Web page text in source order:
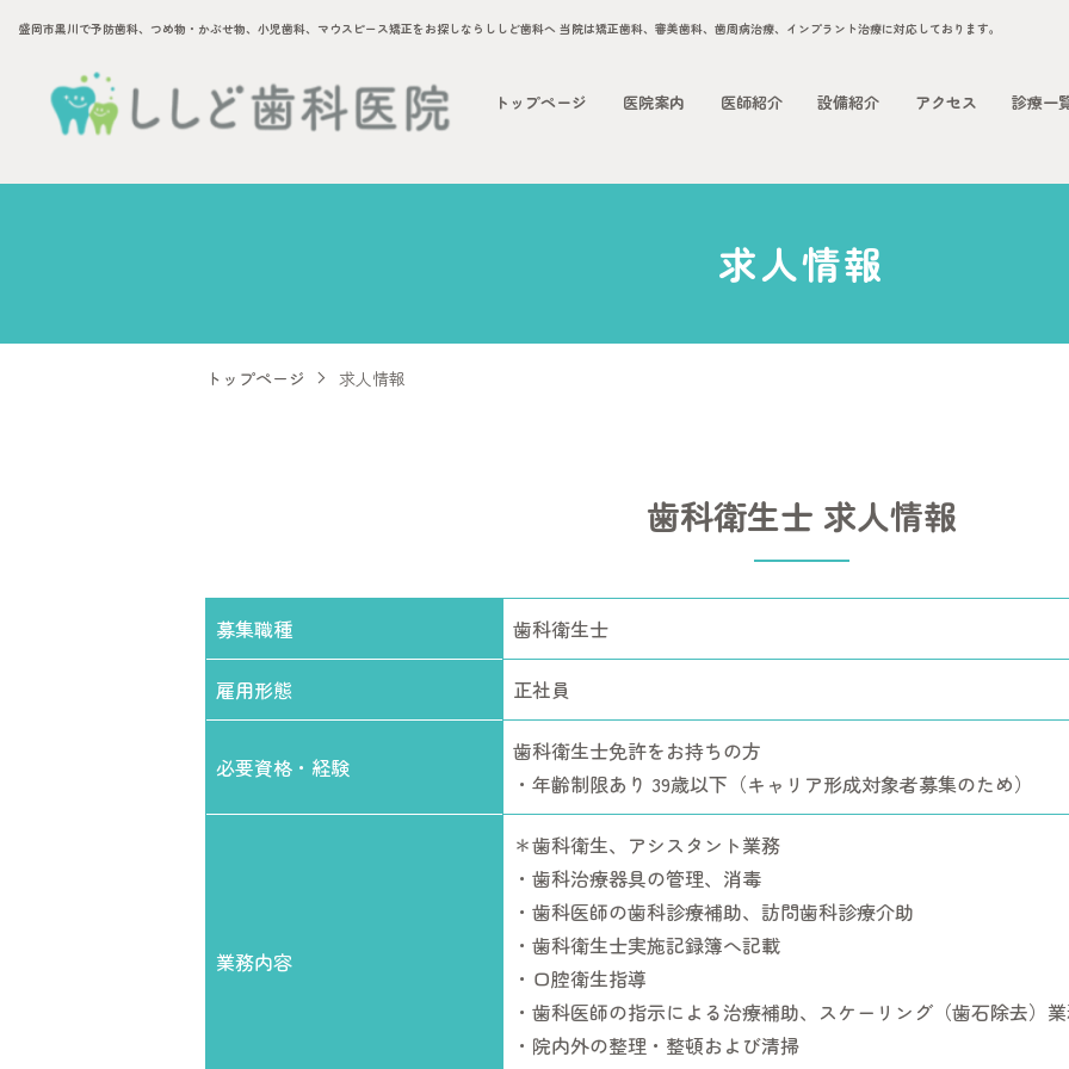
トップページ 医院案内 医師紹介 設備紹介 アクセス 診療一
求人情報
トップページ 求人情報
歯科衛生士 求人情報
募集職種 歯科衛生士
雇用形態 正社員
必要資格・経験
歯科衛生士免許をお持ちの方
・年齢制限あり 39歳以下（キャリア形成対象者募集のため）
業務内容
＊歯科衛生、アシスタント業務
・歯科治療器具の管理、消毒
・歯科医師の歯科診療補助、訪問歯科診療介助
・歯科衛生士実施記録簿へ記載
・口腔衛生指導
・歯科医師の指示による治療補助、スケーリング（歯石除去）
・院内外の整理・整頓および清掃